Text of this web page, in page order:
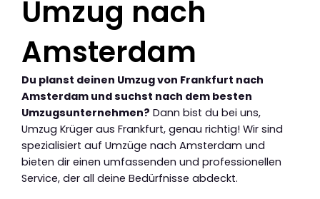
Umzug nach
Amsterdam
Du planst deinen Umzug von Frankfurt nach
Amsterdam und suchst nach dem besten
Umzugsunternehmen? Dann bist du bei uns,
Umzug Krüger aus Frankfurt, genau richtig! Wir sind
spezialisiert auf Umzüge nach Amsterdam und
bieten dir einen umfassenden und professionellen
Service, der all deine Bedürfnisse abdeckt.